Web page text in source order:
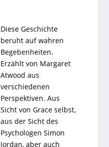
Diese Geschichte
beruht auf wahren
Begebenheiten.
Erzählt von Margaret
Atwood aus
verschiedenen
Perspektiven. Aus
Sicht von Grace selbst,
aus der Sicht des
Psychologen Simon
Jordan, aber auch